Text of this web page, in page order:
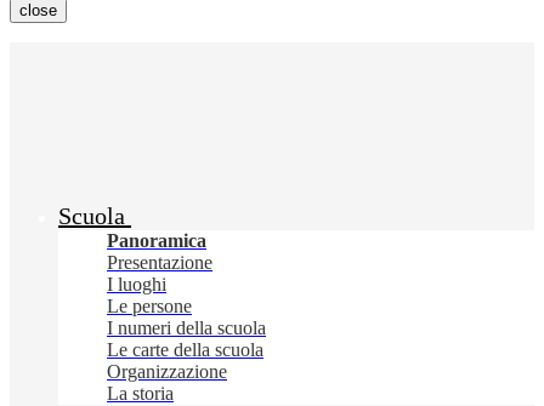
close
Scuola
Panoramica
Presentazione
I luoghi
Le persone
I numeri della scuola
Le carte della scuola
Organizzazione
La storia